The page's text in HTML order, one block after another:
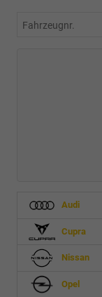
Fahrzeugnr.
Audi
Cupra
Nissan
Opel